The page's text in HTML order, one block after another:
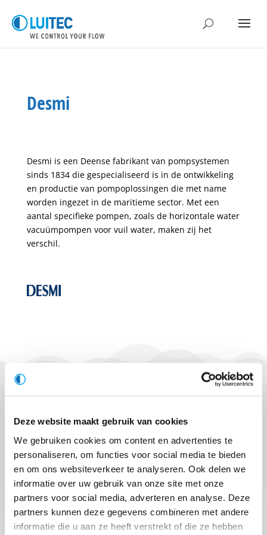
Deze website maakt gebruik van cookies
We gebruiken cookies om content en advertenties te
personaliseren, om functies voor social media te bieden
en om ons websiteverkeer te analyseren. Ook delen we
informatie over uw gebruik van onze site met onze
partners voor social media, adverteren en analyse. Deze
partners kunnen deze gegevens combineren met andere
informatie die u aan ze heeft verstrekt of die ze hebben
Desmi
Desmi is een Deense fabrikant van pompsystemen
sinds 1834 die gespecialiseerd is in de ontwikkeling
en productie van pompoplossingen die met name
worden ingezet in de maritieme sector. Met een
aantal specifieke pompen, zoals de horizontale water
vacuümpompen voor vuil water, maken zij het
verschil.
Luitec B.V.
Albert Einsteinweg 10
Plaza 22b
4782 SK Moerdijk
Tel: +31 (0)88-50 12 700
info@luitec.nl